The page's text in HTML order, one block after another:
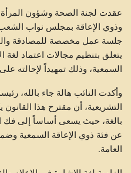
عقدت لجنة الصحة وشؤون المرأة
جلسة عمل مخصصة للمصادقة
يتعلق بتنظيم مجالات اعتماد لغة
السمعية، وذلك تمهيداً لإحالته
وأكدت النائب هالة جاء بالله،
التشريعية، أن مقترح هذا
بالغة، حيث يسعى أساساً إلى فك
عن فئة ذوي الإعاقة السمعية
العامة.